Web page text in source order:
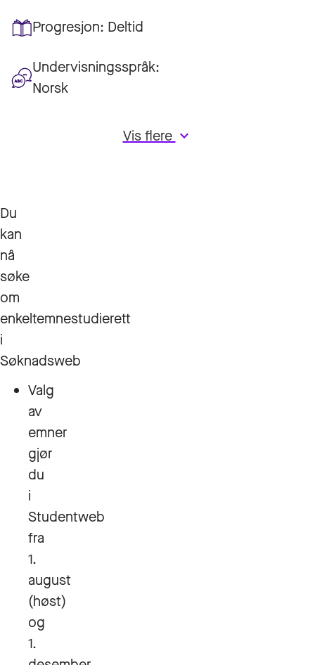
Progresjon: Deltid
Undervisningsspråk:
Norsk
Vis flerekeyboard_arrow_down
Du
kan
nå
søke
om
enkeltemnestudierett
i
Søknadsweb
Valg
av
emner
gjør
du
i
Studentweb
fra
1.
august
(høst)
og
1.